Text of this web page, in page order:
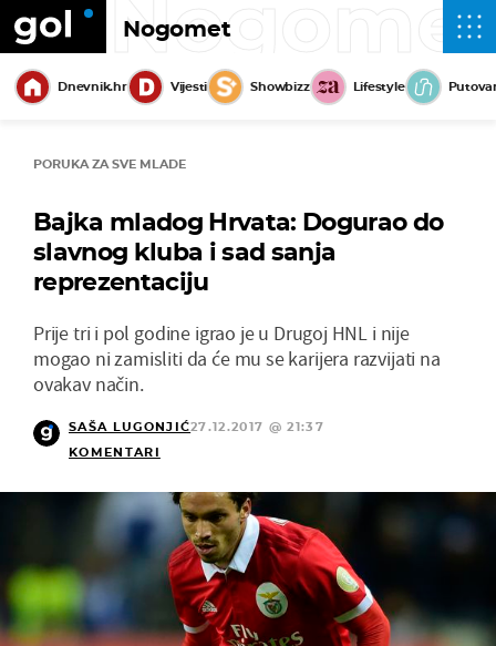
Nogomet
Dnevnik.hr Vijesti Showbizz Lifestyle
PORUKA ZA SVE MLADE
Bajka mladog Hrvata: Dogurao do
slavnog kluba i sad sanja
reprezentaciju
Prije tri i pol godine igrao je u Drugoj HNL i nije
mogao ni zamisliti da će mu se karijera razvijati na
ovakav način.
SAŠA LUGONJIĆ27.12.2017 @ 21:37
KOMENTARI